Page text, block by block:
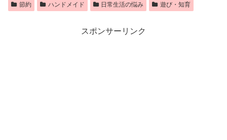
節約 ハンドメイド 日常生活の悩み 遊び・知育
スポンサーリンク